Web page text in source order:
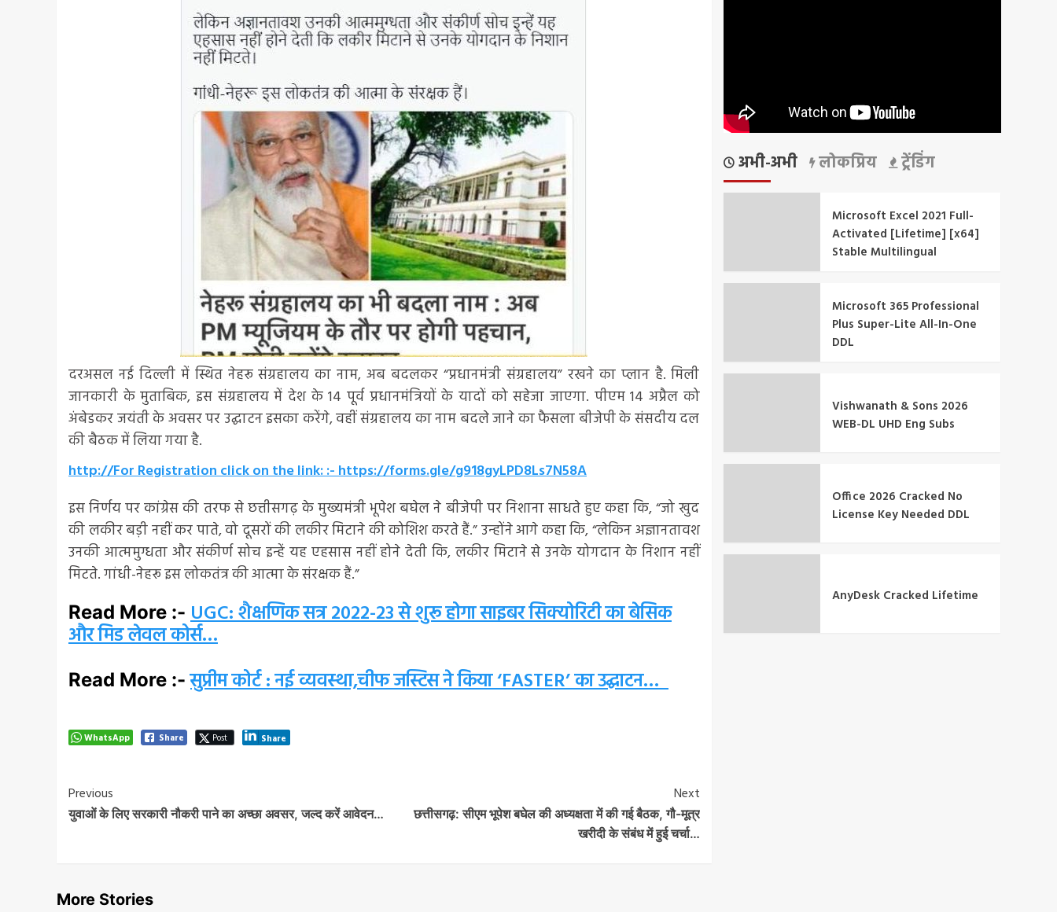
दरअसल नई दिल्ली में स्थित नेहरू संग्रहालय का नाम, अब बदलकर “प्रधानमंत्री संग्रहालय” रखने का प्लान है. मिली
जानकारी के मुताबिक, इस संग्रहालय में देश के 14 पूर्व प्रधानमंत्रियों के यादों को सहेजा जाएगा. पीएम 14 अप्रैल को
अंबेडकर जयंती के अवसर पर उद्घाटन इसका करेंगे, वहीं संग्रहालय का नाम बदले जाने का फैसला बीजेपी के संसदीय दल
की बैठक में लिया गया है.
http://For Registration click on the link: :- https://forms.gle/g918gyLPD8Ls7N58A
इस निर्णय पर कांग्रेस की तरफ से छत्तीसगढ़ के मुख्यमंत्री भूपेश बघेल ने बीजेपी पर निशाना साधते हुए कहा कि, “जो खुद
की लकीर बड़ी नहीं कर पाते, वो दूसरों की लकीर मिटाने की कोशिश करते हैं.” उन्होंने आगे कहा कि, “लेकिन अज्ञानतावश
उनकी आत्ममुग्धता और संकीर्ण सोच इन्हें यह एहसास नहीं होने देती कि, लकीर मिटाने से उनके योगदान के निशान नहीं
मिटते. गांधी-नेहरू इस लोकतंत्र की आत्मा के संरक्षक हैं.”
Read More :- UGC: शैक्षणिक सत्र 2022-23 से शुरू होगा साइबर सिक्योरिटी का बेसिक
और मिड लेवल कोर्स…
Read More :-सुप्रीम कोर्ट : नई व्यवस्था,चीफ जस्टिस ने किया ‘FASTER’ का उद्घाटन…
WhatsApp Share Post Share
Post
Navigation
Previous
युवाओं के लिए सरकारी नौकरी पाने का अच्छा अवसर, जल्द करें आवेदन…
Next
छत्तीसगढ़: सीएम भूपेश बघेल की अध्यक्षता में की गई बैठक, गौ-मूत्र
खरीदी के संबंध में हुई चर्चा…
More Stories
अभी-अभी लोकप्रिय ट्रेंडिंग
Microsoft Excel 2021 Full-
Activated [Lifetime] [x64]
Stable Multilingual
Microsoft 365 Professional
Plus Super-Lite All-In-One
DDL
Vishwanath & Sons 2026
WEB-DL UHD Eng Subs
Office 2026 Cracked No
License Key Needed DDL
AnyDesk Cracked Lifetime